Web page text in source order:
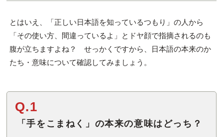
とはいえ、「正しい日本語を知っているつもり」の人から
「その使い方、間違っているよ」とドヤ顔で指摘されるのも
腹が立ちますよね？ せっかくですから、日本語の本来のか
たち・意味について確認してみましょう。
Q.1
「手をこまねく」の本来の意味はどっち？